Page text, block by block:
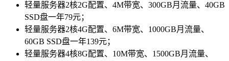
轻量服务器2核2G配置、4M带宽、300GB月流量、40GB
SSD盘一年79元；
轻量服务器2核4G配置、6M带宽、1000GB月流量、
60GB SSD盘一年139元；
轻量服务器4核8G配置、10M带宽、1500GB月流量、